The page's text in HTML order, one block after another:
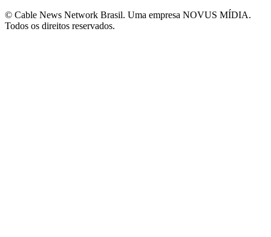
© Cable News Network Brasil. Uma empresa NOVUS MÍDIA.
Todos os direitos reservados.